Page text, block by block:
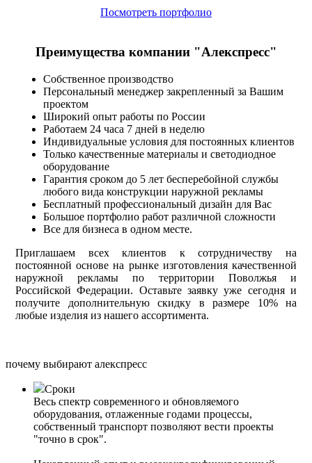
Посмотреть портфолио
Преимущества компании "Алекспресс"
Собственное производство
Персональный менеджер закрепленный за Вашим
проектом
Широкий опыт работы по России
Работаем 24 часа 7 дней в неделю
Индивидуальные условия для постоянных клиентов
Только качественные материалы и светодиодное
оборудование
Гарантия сроком до 5 лет бесперебойной службы
любого вида конструкции наружной рекламы
Бесплатный профессиональный дизайн для Вас
Большое портфолио работ различной сложности
Все для бизнеса в одном месте.
Приглашаем всех клиентов к сотрудничеству на
постоянной основе на рынке изготовления качественной
наружной рекламы по территории Поволжья и
Российской Федерации. Оставьте заявку уже сегодня и
получите дополнительную скидку в размере 10% на
любые изделия из нашего ассортимента.
почему выбирают алекспресс
Сроки
Весь спектр современного и обновляемого
оборудования, отлаженные годами процессы,
собственный транспорт позволяют вести проекты
"точно в срок".